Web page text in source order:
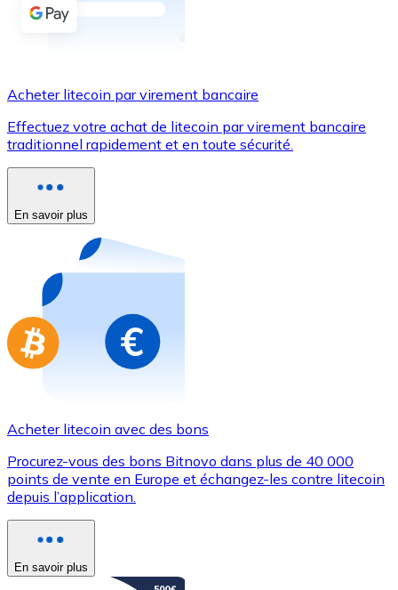
Virement SEPA
Utilisez les cartes Visa et Mastercard pour acheter
Acheter avec carte
Nouveau
Achetez des cartes-cadeaux de vos marques
Aller à la boutique de cartes-cadeaux
Acheter litecoin par virement bancaire
Effectuez votre achat de litecoin par virement bancaire
traditionnel rapidement et en toute sécurité.
En savoir plus
Acheter litecoin avec des bons
Procurez-vous des bons Bitnovo dans plus de 40 000
points de vente en Europe et échangez-les contre litecoin
depuis l’application.
En savoir plus